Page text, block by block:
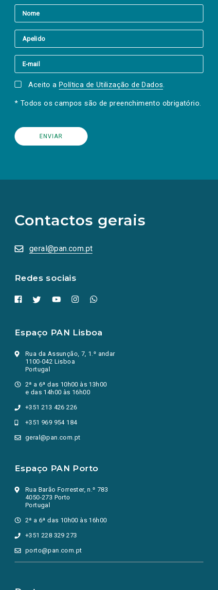
Aceito a Política de Utilização de Dados.
* Todos os campos são de preenchimento obrigatório.
Contactos gerais
geral@pan.com.pt
Redes sociais
redes
sociais
numa
nova
Espaço PAN Lisboa
Rua da Assunção, 7, 1.º andar
1100-042 Lisboa
Portugal
2ª a 6ª das 10h00 às 13h00
e das 14h00 às 16h00
+351 213 426 226
+351 969 954 184
geral@pan.com.pt
Espaço PAN Porto
Rua Barão Forrester, n.º 783
4050-273 Porto
Portugal
2ª a 6ª das 10h00 às 16h00
+351 228 329 273
porto@pan.com.pt